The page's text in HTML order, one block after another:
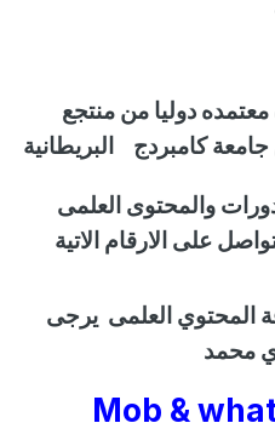
دوليا من منتجع
كامبردج البريطانية
والمحتوى العلمى
على الارقام الاتية
المحتوي العلمى يرجى
محمد
Mob &